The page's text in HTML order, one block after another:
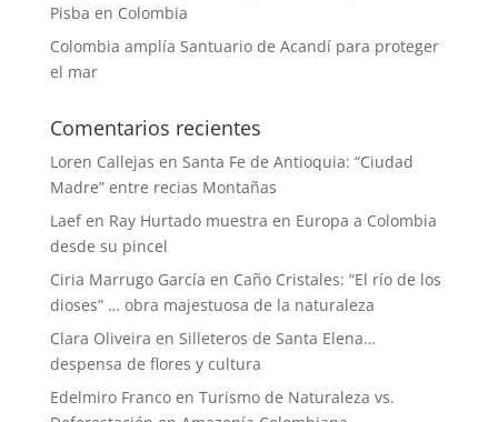
Pisba en Colombia
Colombia amplía Santuario de Acandí para proteger
el mar
Comentarios recientes
Loren Callejas en Santa Fe de Antioquia: “Ciudad
Madre” entre recias Montañas
Laefen Ray Hurtado muestra en Europa a Colombia
desde su pincel
Ciria Marrugo García en Caño Cristales: “El río de los
dioses” … obra majestuosa de la naturaleza
Clara Oliveira en Silleteros de Santa Elena…
despensa de flores y cultura
Edelmiro Francoen Turismo de Naturaleza vs.